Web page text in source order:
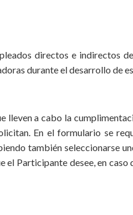
directos e indirectos
durante el desarrollo de
lleven a cabo la
En el formulario se
también seleccionarse
Participante desee, en